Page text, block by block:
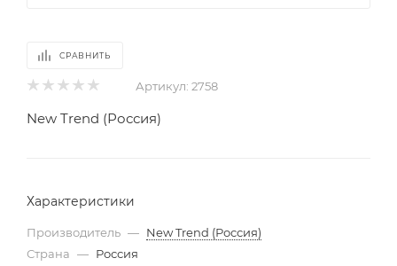
СРАВНИТЬ
Артикул: 2758
New Trend (Россия)
Характеристики
Производитель — New Trend (Россия)
Страна — Россия